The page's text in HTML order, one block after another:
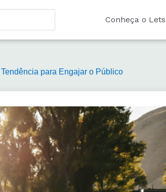
Conheça o Lets
para Engajar o Público